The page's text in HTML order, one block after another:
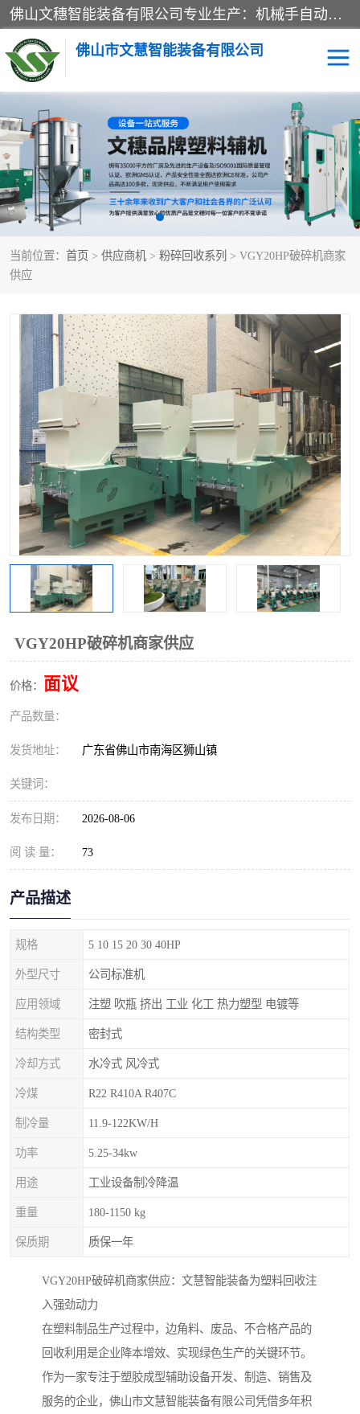
佛山文穗智能装备有限公司专业生产：机械手自动化系列；塑料粉碎机回收系列；塑料混色机系列；温度控制系列：模温机，冷水机；供料输送系列：中央供料系统，欧化/独立式吸料机，分体式吸料机；整机保修一年，易损件除外。
佛山市文慧智能装备有限公司
当前位置： 首页 > 供应商机 > 粉碎回收系列 > VGY20HP破碎机商家
供应
VGY20HP破碎机商家供应
价格： 面议
产品数量：
发货地址： 广东省佛山市南海区狮山镇
关键词：
发布日期： 2026-08-06
阅 读 量： 73
产品描述
规格 5 10 15 20 30 40HP
外型尺寸 公司标准机
应用领域 注塑 吹瓶 挤出 工业 化工 热力塑型 电镀等
结构类型 密封式
冷却方式 水冷式 风冷式
冷煤 R22 R410A R407C
制冷量 11.9-122KW/H
功率 5.25-34kw
用途 工业设备制冷降温
重量 180-1150 kg
保质期 质保一年
VGY20HP破碎机商家供应：文慧智能装备为塑料回收注
入强劲动力
在塑料制品生产过程中，边角料、废品、不合格产品的
回收利用是企业降本增效、实现绿色生产的关键环节。
作为一家专注于塑胶成型辅助设备开发、制造、销售及
服务的企业，佛山市文慧智能装备有限公司凭借多年积
粉碎回收系列 干燥除湿系列
塑料破碎机 工业冷水机
三机一体除湿干燥机 塑料干燥机
塑料混色机 模温机
三机一体除湿机